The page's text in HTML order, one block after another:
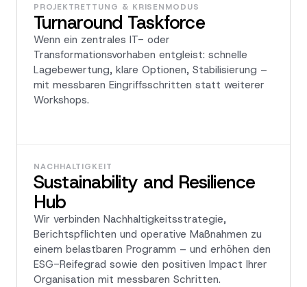
PROJEKTRETTUNG & KRISENMODUS
Turnaround Taskforce
Wenn ein zentrales IT- oder
Transformationsvorhaben entgleist: schnelle
Lagebewertung, klare Optionen, Stabilisierung –
mit messbaren Eingriffsschritten statt weiterer
Workshops.
NACHHALTIGKEIT
Sustainability and Resilience
Hub
Wir verbinden Nachhaltigkeitsstrategie,
Berichtspflichten und operative Maßnahmen zu
einem belastbaren Programm – und erhöhen den
ESG-Reifegrad sowie den positiven Impact Ihrer
Organisation mit messbaren Schritten.